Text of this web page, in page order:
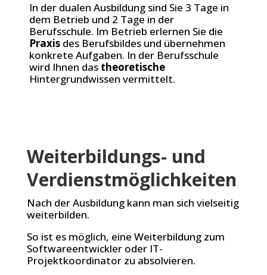
In der dualen Ausbildung sind Sie 3 Tage in
dem Betrieb und 2 Tage in der
Berufsschule. Im Betrieb erlernen Sie die
Praxisdes Berufsbildes und übernehmen
konkrete Aufgaben. In der Berufsschule
wird Ihnen das theoretische
Hintergrundwissen vermittelt.
Weiterbildungs- und
Verdienstmöglichkeiten
Nach der Ausbildung kann man sich vielseitig
weiterbilden.
So ist es möglich, eine Weiterbildung zum
Softwareentwickler oder IT-
Projektkoordinator zu absolvieren.